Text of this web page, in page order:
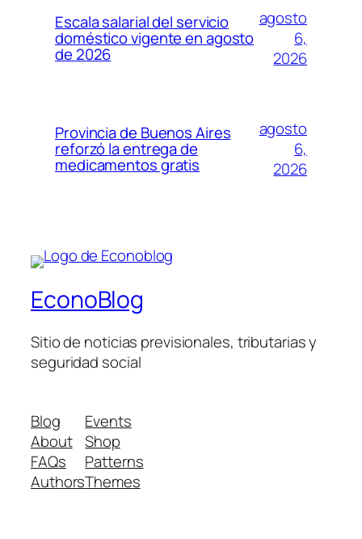
Escala salarial del servicio
doméstico vigente en agosto
de 2026
agosto
6,
2026
Provincia de Buenos Aires
reforzó la entrega de
medicamentos gratis
agosto
6,
2026
EconoBlog
Sitio de noticias previsionales, tributarias y
seguridad social
Blog
About
FAQs
Authors
Events
Shop
Patterns
Themes